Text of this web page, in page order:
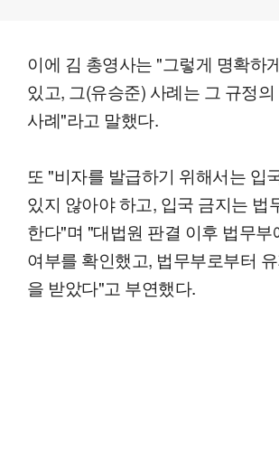
이에 김 총영사는 "그렇게 명확하
있고, 그(유승준) 사례는 그 규정
사례"라고 말했다.
또 "비자를 발급하기 위해서는 입
있지 않아야 하고, 입국 금지는 법
한다"며 "대법원 판결 이후 법무부
여부를 확인했고, 법무부로부터
을 받았다"고 부연했다.